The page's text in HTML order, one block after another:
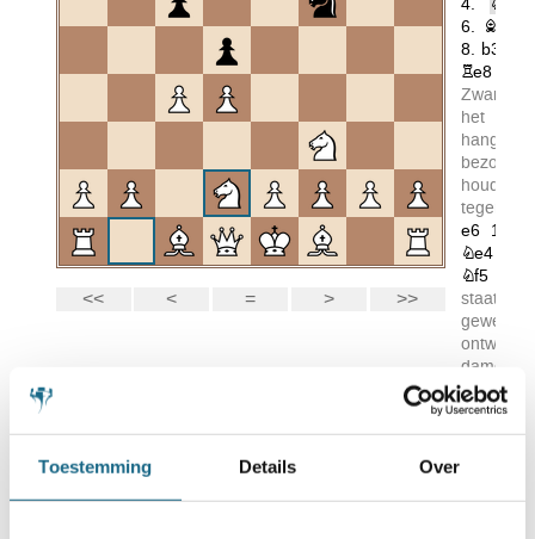
Toestemming Details Over
Prima in vorm
Er waren nog twee inzendingen uit de